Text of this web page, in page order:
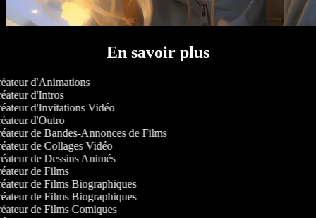
En savoir plus
d'Animations
d'Intros
d'Invitations Vidéo
d'Outro
de Bandes-Annonces de Films
de Collages Vidéo
de Dessins Animés
de Films
de Films Biographiques
de Films Biographiques
de Films Comiques